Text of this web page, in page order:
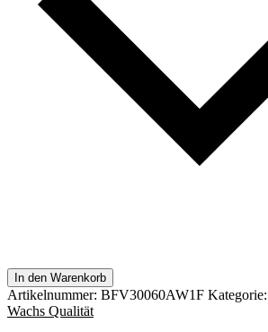
In den Warenkorb
Artikelnummer: BFV30060AW1F Kategorie:
Wachs Qualität